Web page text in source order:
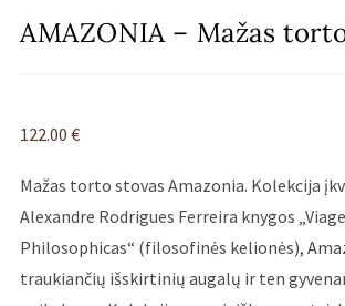
AMAZONIA – Mažas
122.00€
Mažas torto stovas Amazonia. Kolekcija
Alexandre Rodrigues Ferreira knygos
Philosophicas“ (filosofinės kelionės),
traukiančių išskirtinių augalų ir ten